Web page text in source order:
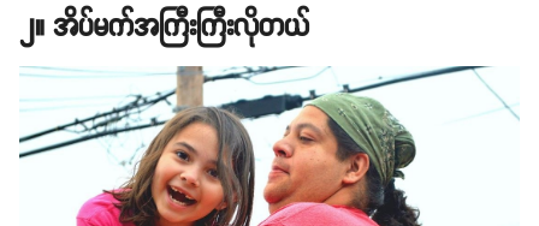
၂။ အိပ်မက်အကြီးကြီးလိုတယ်